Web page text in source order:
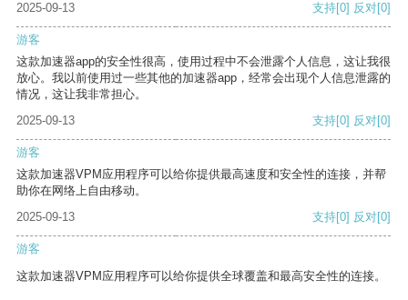
2025-09-13 支持[0] 反对[0]
游客
这款加速器app的安全性很高，使用过程中不会泄露个人信息，这让我很
放心。我以前使用过一些其他的加速器app，经常会出现个人信息泄露的
情况，这让我非常担心。
2025-09-13
支持[0] 反对[0]
游客
这款加速器VPM应用程序可以给你提供最高速度和安全性的连接，并帮
助你在网络上自由移动。
2025-09-13
支持[0] 反对[0]
游客
这款加速器VPM应用程序可以给你提供全球覆盖和最高安全性的连接。